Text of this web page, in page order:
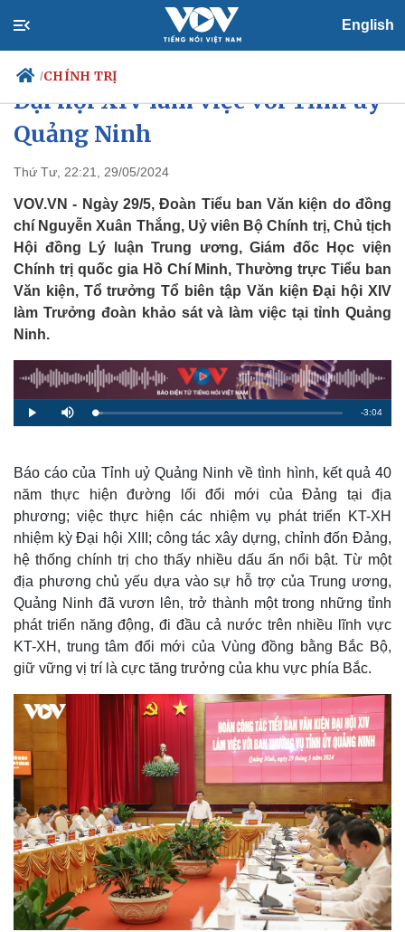
English
/CHÍNH TRỊ
Chính trị
Tổ chức nhân sự
Quốc hội
Nhận diện sự thật
Tin 24h
Dự báo thời tiết
Giáo dục
Dấu ấn VOV
Việc làm
Biển đảo
Đoàn công tác Tiểu ban Văn kiện
Đại hội XIV làm việc với Tỉnh uỷ
Quảng Ninh
Thứ Tư, 22:21, 29/05/2024
VOV.VN - Ngày 29/5, Đoàn Tiểu ban Văn kiện do đồng
chí Nguyễn Xuân Thắng, Uỷ viên Bộ Chính trị, Chủ tịch
Hội đồng Lý luận Trung ương, Giám đốc Học viện
Chính trị quốc gia Hồ Chí Minh, Thường trực Tiểu ban
Văn kiện, Tổ trưởng Tổ biên tập Văn kiện Đại hội XIV
làm Trưởng đoàn khảo sát và làm việc tại tỉnh Quảng
Ninh.
P
l
M
u
L
o
:
.
3
%
R
m
a
i
n
m
e
-3:04
Báo cáo của Tỉnh uỷ Quảng Ninh về tình hình, kết quả 40
năm thực hiện đường lối đổi mới của Đảng tại địa
phương; việc thực hiện các nhiệm vụ phát triển KT-XH
nhiệm kỳ Đại hội XIII; công tác xây dựng, chỉnh đốn Đảng,
hệ thống chính trị cho thấy nhiều dấu ấn nổi bật. Từ một
địa phương chủ yếu dựa vào sự hỗ trợ của Trung ương,
Quảng Ninh đã vươn lên, trở thành một trong những tỉnh
phát triển năng động, đi đầu cả nước trên nhiều lĩnh vực
KT-XH, trung tâm đổi mới của Vùng đồng bằng Bắc Bộ,
giữ vững vị trí là cực tăng trưởng của khu vực phía Bắc.